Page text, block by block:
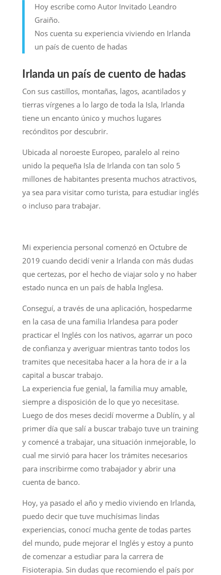
Hoy escribe como Autor Invitado Leandro
Graiño.
Nos cuenta su experiencia viviendo en Irlanda
un país de cuento de hadas
Irlanda un país de cuento de hadas
Con sus castillos, montañas, lagos, acantilados y
tierras vírgenes a lo largo de toda la Isla, Irlanda
tiene un encanto único y muchos lugares
recónditos por descubrir.
Ubicada al noroeste Europeo, paralelo al reino
unido la pequeña Isla de Irlanda con tan solo 5
millones de habitantes presenta muchos atractivos,
ya sea para visitar como turista, para estudiar inglés
o incluso para trabajar.
Mi experiencia personal comenzó en Octubre de
2019 cuando decidí venir a Irlanda con más dudas
que certezas, por el hecho de viajar solo y no haber
estado nunca en un país de habla Inglesa.
Conseguí, a través de una aplicación, hospedarme
en la casa de una familia Irlandesa para poder
practicar el Inglés con los nativos, agarrar un poco
de confianza y averiguar mientras tanto todos los
tramites que necesitaba hacer a la hora de ir a la
capital a buscar trabajo.
La experiencia fue genial, la familia muy amable,
siempre a disposición de lo que yo necesitase.
Luego de dos meses decidí moverme a Dublín, y al
primer día que salí a buscar trabajo tuve un training
y comencé a trabajar, una situación inmejorable, lo
cual me sirvió para hacer los trámites necesarios
para inscribirme como trabajador y abrir una
cuenta de banco.
Hoy, ya pasado el año y medio viviendo en Irlanda,
puedo decir que tuve muchísimas lindas
experiencias, conocí mucha gente de todas partes
del mundo, pude mejorar el Inglés y estoy a punto
de comenzar a estudiar para la carrera de
Fisioterapia. Sin dudas que recomiendo el país por